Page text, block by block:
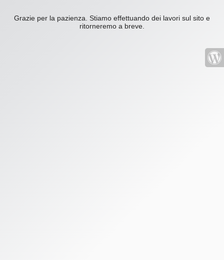
Grazie per la pazienza. Stiamo effettuando dei lavori sul sito e
ritorneremo a breve.